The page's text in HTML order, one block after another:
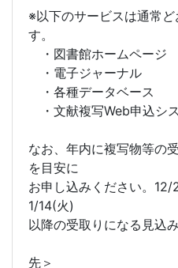
※以下のサービスは通常
す。
・図書館ホームページ
・電子ジャーナル
・各種データベース
・文献複写Web申込シ
なお、年内に複写物等の
を目安に
お申し込みください。12/
1/14(火)
以降の受取りになる
＜
先＞